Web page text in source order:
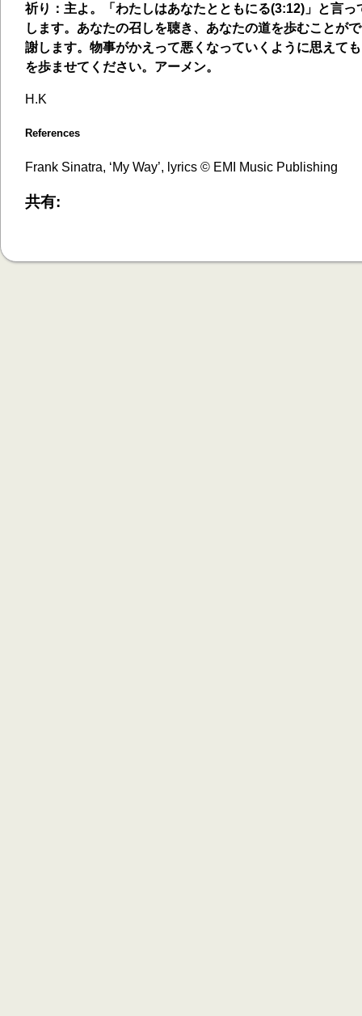
祈り：主よ。「わたしはあなたとともにる(3:12)」と言っ
します。あなたの召しを聴き、あなたの道を歩むことが
謝します。物事がかえって悪くなっていくように思えて
を歩ませてください。アーメン。
H.K
References
Frank Sinatra, ‘My Way’, lyrics © EMI Music Publishing
共有: